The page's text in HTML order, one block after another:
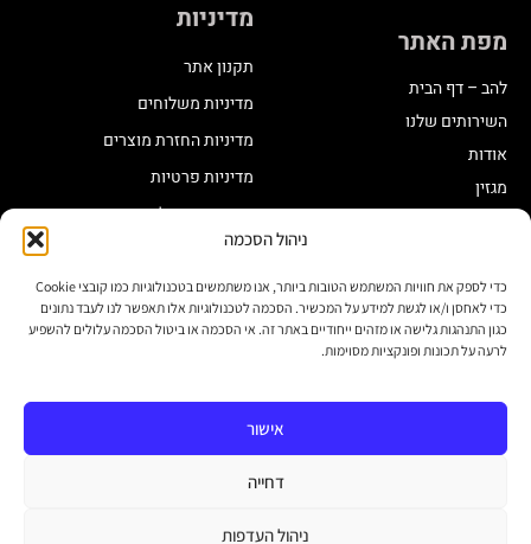
ניהול הסכמה
כדי לספק את חוויות המשתמש הטובות ביותר, אנו משתמשים בטכנולוגיות כמו קובצי Cookie
כדי לאחסן ו/או לגשת למידע על המכשיר. הסכמה לטכנולוגיות אלו תאפשר לנו לעבד נתונים
כגון התנהגות גלישה או מזהים ייחודיים באתר זה. אי הסכמה או ביטול הסכמה עלולים להשפיע
לרעה על תכונות ופונקציות מסוימות.
אישור
דחייה
ניהול העדפות
מפת האתר
להב – דף הבית
השירותים שלנו
אודות
מגזין
מדיניות
תקנון אתר
מדיניות משלוחים
מדיניות החזרת מוצרים
מדיניות פרטיות
תקנון מועדון לקוחות
הצהרת נגישות
שינוי בתכנית צבירה
יצירת קשר
פניות בנושא אונליין:
לייעוץ חינם דברו איתנו